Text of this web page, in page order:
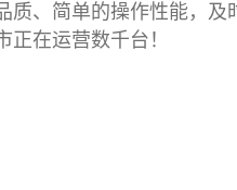
质、简单的操作性能，
正在运营数千台！